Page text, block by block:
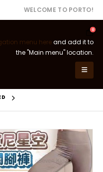
WELCOME TO PORTO!
0
menu hereand add it to
the "Main menu" location.